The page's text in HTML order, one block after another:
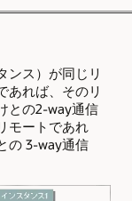
ンス）が同じリ
あれば、そのリ
との2-way通信
モートであれ
の 3-way通信